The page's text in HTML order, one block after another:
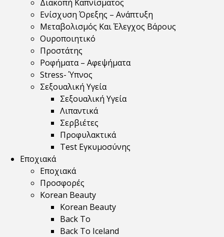
Διακοπή Καπνίσματος
Ενίσχυση Όρεξης – Ανάπτυξη
Μεταβολισμός Και Έλεγχος Βάρους
Ουροποιητικό
Προστάτης
Ροφήματα – Αφεψήματα
Stress- Ύπνος
Σεξουαλική Υγεία
Σεξουαλική Υγεία
Λιπαντικά
Σερβιέτες
Προφυλακτικά
Test Εγκυμοσύνης
Εποχιακά
Εποχιακά
Προσφορές
Korean Beauty
Korean Beauty
Back To
Back To Iceland